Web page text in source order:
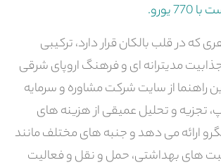
یورو.
که در قلب بالکان قرار دارد، ترکیبی
مدیترانه ای و فرهنگ اروپای شرقی
راهنما از سایت شرکت مشاوره و سرمایه
تجزیه و تحلیل عمیقی از هزینه های
ارائه می دهد و جنبه های مختلف مانند
های بهداشتی، حمل و نقل و فعالیت